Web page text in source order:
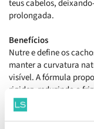
teus cabelos,
prolongada.
Benefícios
Nutre e define os
manter a curvatura
visível. A fórmula
rigidez, reduzindo o
flexível e cheio de
pareçam mais